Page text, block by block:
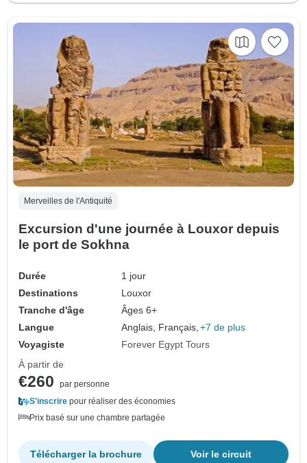
Merveilles de l'Antiquité
Excursion d'une journée à Louxor depuis
le port de Sokhna
Durée
1 jour
Destinations
Louxor
Tranche d'âge
Âges 6+
Langue
Anglais, Français, +7 de plus
Voyagiste
Forever Egypt Tours
À partir de
€260
par personne
S'inscrire pour réaliser des économies
Prix basé sur une chambre partagée
Voir le circuit
Télécharger la brochure